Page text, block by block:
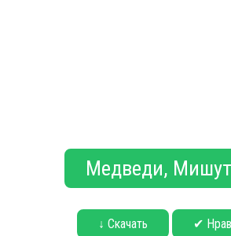
Медведи,
↓ Скачать ✔